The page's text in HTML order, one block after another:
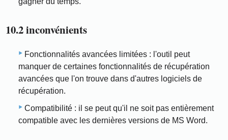
10.2 inconvénients
Fonctionnalités avancées limitées : l'outil peut
manquer de certaines fonctionnalités de récupération
avancées que l'on trouve dans d'autres logiciels de
récupération.
Compatibilité : il se peut qu'il ne soit pas entièrement
compatible avec les dernières versions de MS Word.